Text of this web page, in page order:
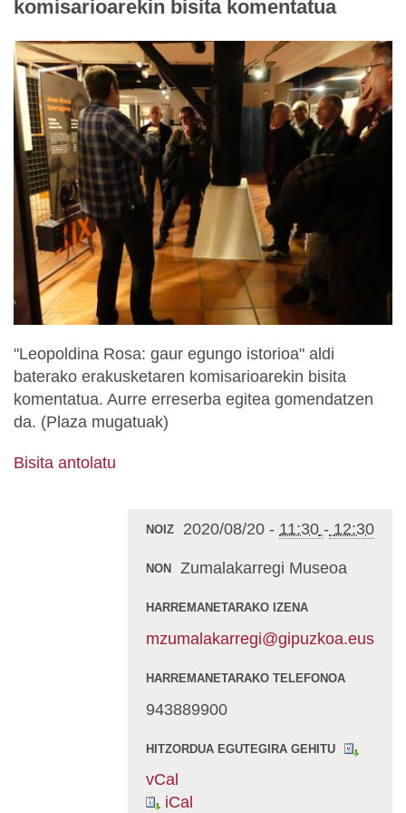
komisarioarekin bisita komentatua
"Leopoldina Rosa: gaur egungo istorioa" aldi
baterako erakusketaren komisarioarekin bisita
komentatua. Aurre erreserba egitea gomendatzen
da. (Plaza mugatuak)
Bisita antolatu
NOIZ 2020/08/20 - 11:30 - 12:30
NON Zumalakarregi Museoa
HARREMANETARAKO IZENA
mzumalakarregi@gipuzkoa.eus
HARREMANETARAKO TELEFONOA
943889900
HITZORDUA EGUTEGIRA GEHITU
vCal
iCal